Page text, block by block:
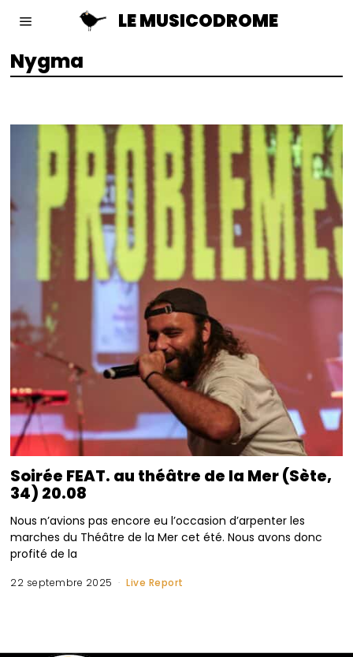
LE MUSICODROME
Nygma
Soirée FEAT. au théâtre de la Mer (Sète,
34) 20.08
Nous n’avions pas encore eu l’occasion d’arpenter les
marches du Théâtre de la Mer cet été. Nous avons donc
profité de la
22 septembre 2025 Live Report